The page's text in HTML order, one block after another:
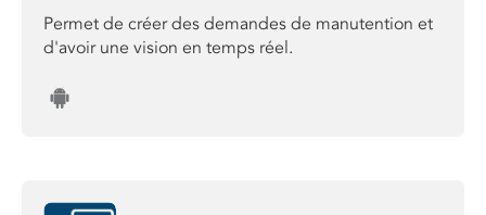
Permet de créer des demandes de manutention et
d'avoir une vision en temps réel.